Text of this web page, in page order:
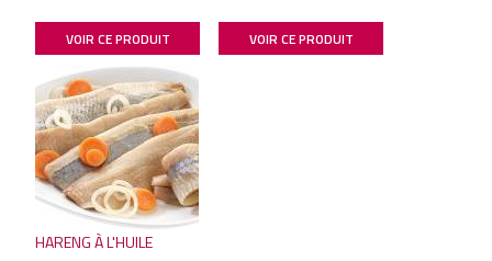
VOIR CE PRODUIT VOIR CE PRODUIT
HARENG À L'HUILE